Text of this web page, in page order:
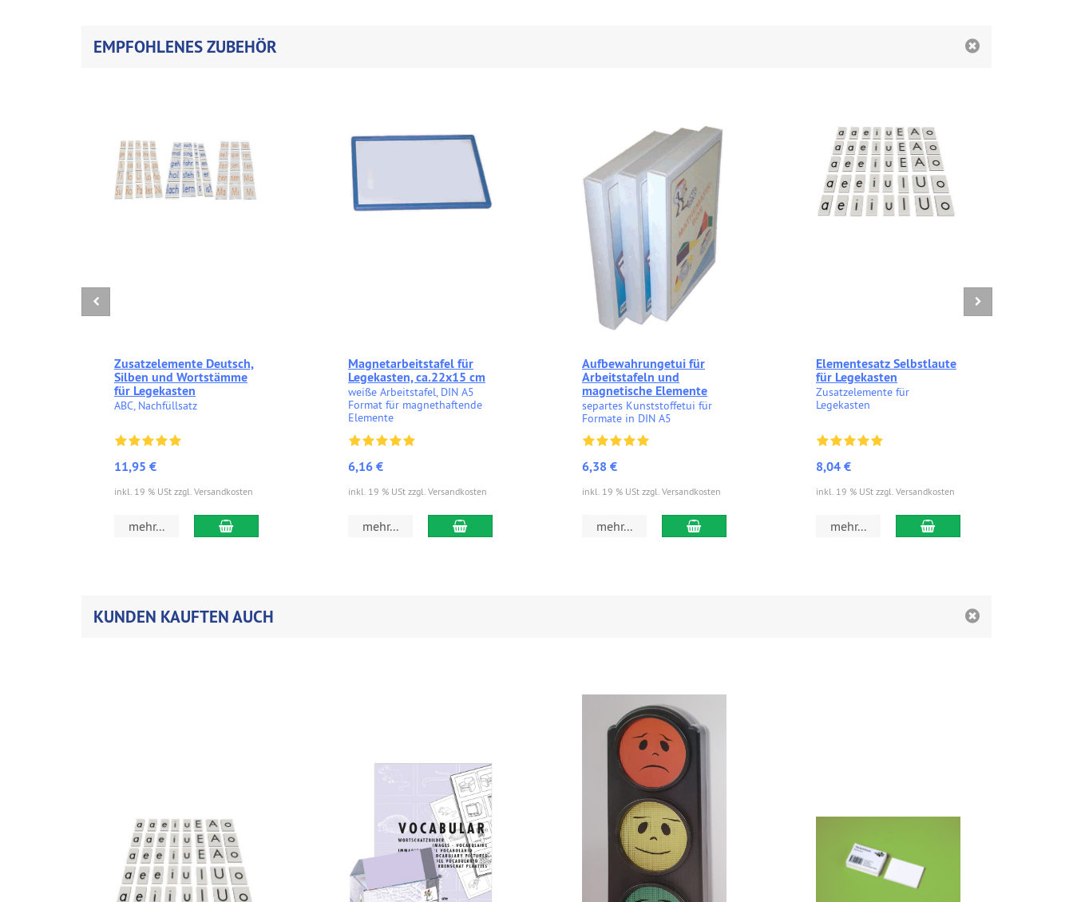
EMPFOHLENES ZUBEHÖR
Zusatzelemente Deutsch,
Silben und Wortstämme
für Legekasten
ABC, Nachfüllsatz
11,95 €
inkl. 19 % USt zzgl. Versandkosten
mehr... In den Warenkorb
Magnetarbeitstafel für
Legekasten, ca.22x15 cm
weiße Arbeitstafel, DIN A5
Format für magnethaftende
Elemente
6,16 €
inkl. 19 % USt zzgl. Versandkosten
mehr... In den Warenkorb
Aufbewahrungetui für
Arbeitstafeln und
magnetische Elemente
separtes Kunststoffetui für
Formate in DIN A5
6,38 €
inkl. 19 % USt zzgl. Versandkosten
mehr... In den Warenkorb
Elementesatz Selbstlaute
für Legekasten
Zusatzelemente für
Legekasten
8,04 €
inkl. 19 % USt zzgl. Versandkosten
mehr... In den Warenkorb
KUNDEN KAUFTEN AUCH